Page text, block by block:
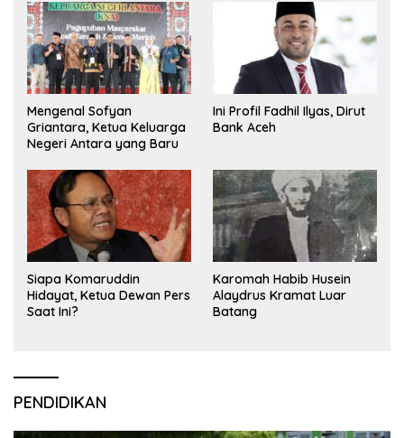
Mengenal Sofyan
Griantara, Ketua Keluarga
Negeri Antara yang Baru
Ini Profil Fadhil Ilyas, Dirut
Bank Aceh
Siapa Komaruddin
Hidayat, Ketua Dewan Pers
Saat Ini?
Karomah Habib Husein
Alaydrus Kramat Luar
Batang
PENDIDIKAN